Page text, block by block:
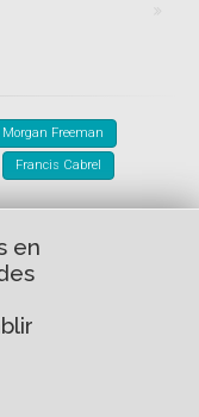
Morgan Freeman
Francis Cabrel
ne plus jamais
en